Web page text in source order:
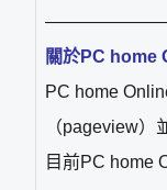
關於PC home
PC home
（pageview
目前PC home